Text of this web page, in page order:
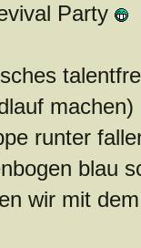
Party
runter
blau
wir mit